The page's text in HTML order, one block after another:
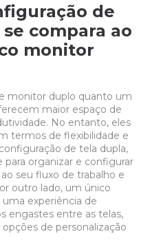
de
compara ao
monitor
monitor duplo quanto um
maior espaço de
No entanto, eles
termos de flexibilidade e
de tela dupla,
organizar e configurar
seu fluxo de trabalho e
outro lado, um único
experiência de
engastes entre as telas,
de personalização